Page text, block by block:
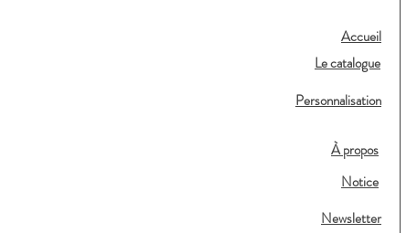
Accueil
Le catalogue
Personnalisation
À propos
Notice
Newsletter